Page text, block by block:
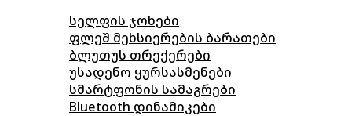
სელფის ჯოხები
ფლეშ მეხსიერების ბარათები
ბლუთუს თრექერები
უსადენო ყურსასმენები
სმარტფონის სამაგრები
Bluetooth დინამიკები